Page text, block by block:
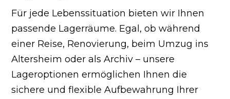
Für jede Lebenssituation bieten wir Ihnen
passende Lagerräume. Egal, ob während
einer Reise, Renovierung, beim Umzug ins
Altersheim oder als Archiv – unsere
Lageroptionen ermöglichen Ihnen die
sichere und flexible Aufbewahrung Ihrer